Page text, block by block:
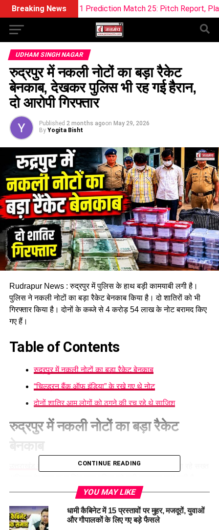
Breaking News
Prediction Match 25: Pitch Report, Playing 11 &
UDHAM SINGH NAGAR
रुद्रपुर में नकली नोटों का बड़ा रैकेट
बेनकाब, देखकर पुलिस भी रह गई हैरान,
दो आरोपी गिरफ्तार
Published 2 months agoon May 29, 2026
By Yogita Bisht
Rudrapur News : रुद्रपुर में पुलिस के हाथ बड़ी कामयाबी लगी है।
पुलिस ने नकली नोटों का बड़ा रैकेट बेनकाब किया है। दो शातिरों को भी
गिरफ्तार किया है। दोनों के कब्जे से 4 करोड़ 54 लाख के नोट बरामद किए
गए हैं।
Table of Contents
रुद्रपुर में नकली नोटों का बड़ा रैकेट बेनकाब
“चिल्ड्रन बैंक ऑफ इंडिया” के रखे गए थे नोट
दोनों शातिर आम लोगों को ठगने की रच रहे थे साजिश
रुद्रपुर में नकली नोटों का बड़ा रैकेट
बेनकाब
और आर्थिक अपराधियों के खिलाफ चलाए जा रहे सख्त
एसएसपी अजय गणपति के निर्देशन में गदरपुर पुलिस ने नकली नोटों के बड़े
रैकेट का पर्दाफाश करते हुए करीब 4 करोड़ 54 लाख रुपये के असली और
नकली नोट बरामद किए हैं। पुलिस ने इस मामले में दो शातिर आरोपियों को
गिरफ्तार किया है।
CONTINUE READING
YOU MAY LIKE
धामी कैबिनेट में 15 प्रस्तावों पर मुहर, मजदूरों, युवाओं
और गौपालकों के लिए गए बड़े फैसले